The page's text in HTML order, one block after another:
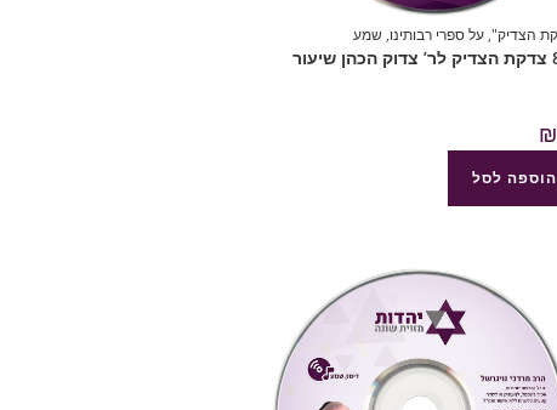
הצדיק", על ספרי רבותינו, שמע
888 צדקת הצדיק לר’ צדוק הכהן שיעור
₪
הוספה לסל